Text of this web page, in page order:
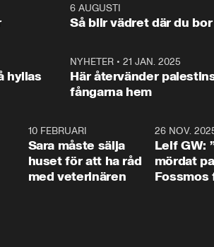
och Makten.
– Vi ställer
vara med så
1:066 AUGUSTI
Så blir vädret där du bor
hyllas
NYHETER •21 JAN. 2025
Här återvänder
fångarna hem
10 FEBRUARI
Sara måste sälja
huset för att ha råd
med veterinären
26 NOV.
Leif GW:
mördat
Fossmos